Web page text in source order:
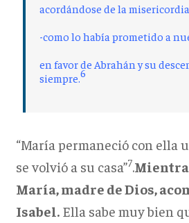
acordándose de la misericordia
-como lo había prometido a
en favor de Abrahán y su
siempre. 6
“María permaneció con ella
se volvió a su casa”7.
María, madre de Dios,
Isabel.Ella sabe muy bien